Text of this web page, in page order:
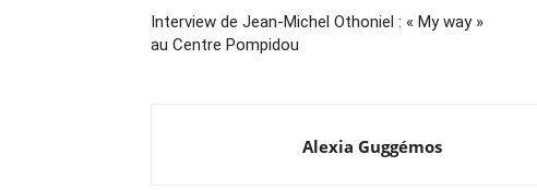
Interview de Jean-Michel Othoniel : « My way »
au Centre Pompidou
Alexia Guggémos